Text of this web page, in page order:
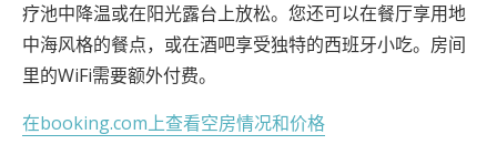
疗池中降温或在阳光露台上放松。您还可以在餐厅享用地
中海风格的餐点，或在酒吧享受独特的西班牙小吃。房间
里的WiFi需要额外付费。
在booking.com上查看空房情况和价格